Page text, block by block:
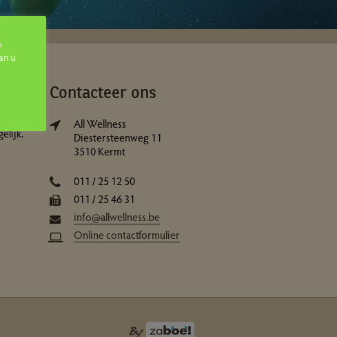
Contacteer ons
All Wellness
Diestersteenweg 11
3510 Kermt
011 / 25 12 50
011 / 25 46 31
info@allwellness.be
Online contactformulier
u